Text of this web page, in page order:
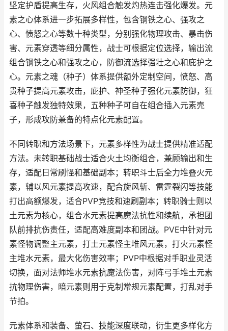
坚定护盾提高生存，火风组合触发灼热连击强化爆发。元
素之心体系进一步拓展多样性，包含钢铁之心、强攻之
心、愤怒之心等数十种类型，分别强化物理攻击、暴击伤
害、元素穿透等细分属性，战士可根据定位选择，输出流
组合钢铁之心和强攻之心，防御流选择强壮之心和庇护之
心。元素之魂（种子）体系提供额外定制空间，愤怒、高
贵种子提高元素攻击，庇护、神圣种子强化元素防御，狂
喜种子触发独特效果，五种种子可自在组合插入元素壳
子，形成攻防兼备的特点化元素配置。
不同转职和方法场景下，元素多样性为战士提供精准适配
方法。未转职基础战士适合火土均衡组合，兼顾输出和生
存，适配日常刷怪和基础副本；转职斗士后全力堆叠火元
素，辅以风元素提高攻速，配合旋风斩、雷霆裂闪等技能
打出高额爆发，适合PVP竞技和速刷副本；转职骑士则以
土元素为核心，组合水元素提高魔法抗性和续航，承担团
队前排抗伤责任，适配高难度副本和团战。PVE中针对元
素怪物调整主元素，打土元素怪主堆风元素，打火元素怪
主堆水元素，最大化伤害效率；PVP中根据对手职业灵活
切换，面对法师堆水元素抗魔法伤害，对阵弓手堆土元素
抗物理伤害，暗元素则用于克制常规元素配置，打乱对手
节拍。
元素体系和装备、萤石、技能深度联动，衍生更多样化方